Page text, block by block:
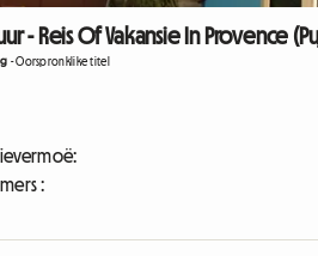
- Reis Of Vakansie In Provence
-Oorspronklike titel
: